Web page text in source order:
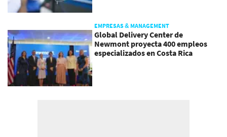
EMPRESAS & MANAGEMENT
Global Delivery Center de
Newmont proyecta 400 empleos
especializados en Costa Rica